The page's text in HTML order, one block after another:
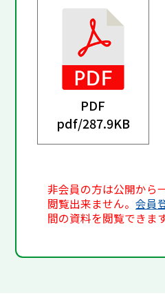
PDF
pdf/287.9KB
非会員の方は公開から
閲覧出来ません。会員
間の資料を閲覧できます